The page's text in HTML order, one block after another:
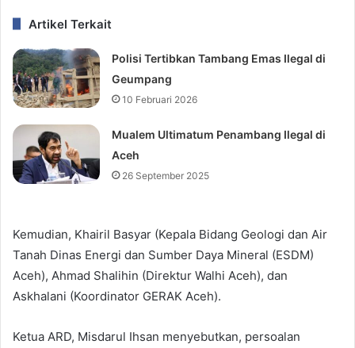
Artikel Terkait
Polisi Tertibkan Tambang Emas Ilegal di
Geumpang
10 Februari 2026
Mualem Ultimatum Penambang Ilegal di
Aceh
26 September 2025
Kemudian, Khairil Basyar (Kepala Bidang Geologi dan Air
Tanah Dinas Energi dan Sumber Daya Mineral (ESDM)
Aceh), Ahmad Shalihin (Direktur Walhi Aceh), dan
Askhalani (Koordinator GERAK Aceh).
Ketua ARD, Misdarul Ihsan menyebutkan, persoalan